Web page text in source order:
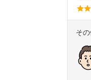
そ